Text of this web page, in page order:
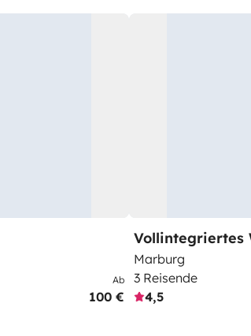
Ab
100 €
Vollintegriertes
Marburg
3 Reisende
4,5